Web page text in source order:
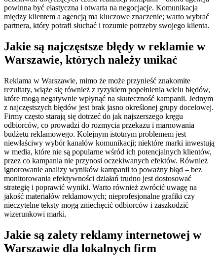
powinna być elastyczna i otwarta na negocjacje. Komunikacja
między klientem a agencją ma kluczowe znaczenie; warto wybrać
partnera, który potrafi słuchać i rozumie potrzeby swojego klienta.
Jakie są najczęstsze błędy w reklamie w
Warszawie, których należy unikać
Reklama w Warszawie, mimo że może przynieść znakomite
rezultaty, wiąże się również z ryzykiem popełnienia wielu błędów,
które mogą negatywnie wpłynąć na skuteczność kampanii. Jednym
z najczęstszych błędów jest brak jasno określonej grupy docelowej.
Firmy często starają się dotrzeć do jak najszerszego kręgu
odbiorców, co prowadzi do rozmycia przekazu i marnowania
budżetu reklamowego. Kolejnym istotnym problemem jest
niewłaściwy wybór kanałów komunikacji; niektóre marki inwestują
w media, które nie są popularne wśród ich potencjalnych klientów,
przez co kampania nie przynosi oczekiwanych efektów. Również
ignorowanie analizy wyników kampanii to poważny błąd – bez
monitorowania efektywności działań trudno jest dostosować
strategię i poprawić wyniki. Warto również zwrócić uwagę na
jakość materiałów reklamowych; nieprofesjonalne grafiki czy
nieczytelne teksty mogą zniechęcić odbiorców i zaszkodzić
wizerunkowi marki.
Jakie są zalety reklamy internetowej w
Warszawie dla lokalnych firm